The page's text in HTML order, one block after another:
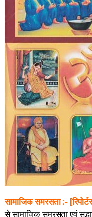
सामाजिक समरसता :-
से सामाजिक समरसता एवं